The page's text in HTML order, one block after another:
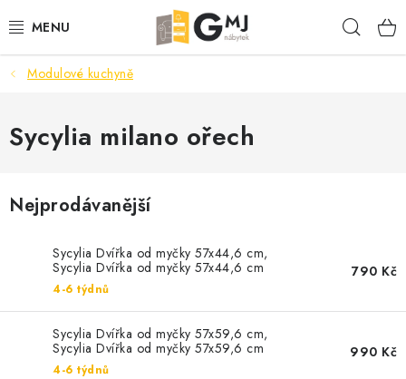
na
SEDACÍ SOUPRAVY
OBÝVACÍ POKOJ
KUCHYNĚ
PŘEDSÍNĚ
AKCE
VÝPRODEJ
Modulové kuchyně
Sycylia milano ořech
Nejprodávanější
Sycylia Dvířka od myčky 57x44,6 cm,
Sycylia Dvířka od myčky 57x44,6 cm
4-6 týdnů
790 Kč
Sycylia Dvířka od myčky 57x59,6 cm,
Sycylia Dvířka od myčky 57x59,6 cm
4-6 týdnů
990 Kč